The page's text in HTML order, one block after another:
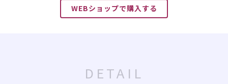
WEBショップで購入する
DETAIL